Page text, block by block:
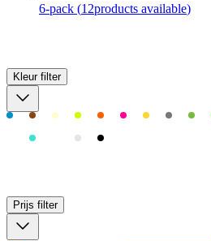
6-pack (12products available)
Kleur filter
Prijs filter